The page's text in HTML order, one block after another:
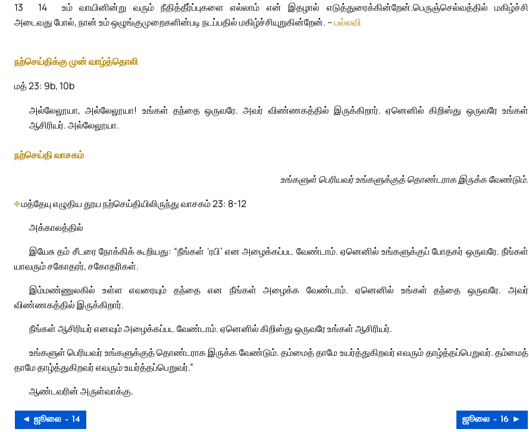
13
உம் வாயினின்று வரும் நீதித்தீர்ப்புகளை எல்லாம் என் இதழால் எடுத்துரைக்கின்றேன்.
14
பெருஞ்செல்வத்தில் மகிழ்ச்சி
அடைவது போல், நான் உம் ஒழுங்குமுறைகளின்படி நடப்பதில் மகிழ்ச்சியுறுகின்றேன். –பல்லவி
நற்செய்திக்கு முன் வாழ்த்தொலி
மத் 23: 9b, 10b
அல்லேலூயா, அல்லேலூயா! உங்கள் தந்தை ஒருவரே. அவர் விண்ணகத்தில் இருக்கிறார். ஏனெனில் கிறிஸ்து ஒருவரே உங்கள்
ஆசிரியர். அல்லேலூயா.
நற்செய்தி வாசகம்
உங்களுள் பெரியவர் உங்களுக்குத் தொண்டராக இருக்க வேண்டும்.
✠மத்தேயு எழுதிய தூய நற்செய்தியிலிருந்து வாசகம் 23: 8-12
அக்காலத்தில்
இயேசு தம் சீடரை நோக்கிக் கூறியது: “நீங்கள் ‘ரபி’ என அழைக்கப்பட வேண்டாம். ஏனெனில் உங்களுக்குப் போதகர் ஒருவரே. நீங்கள்
யாவரும் சகோதரர், சகோதரிகள்.
இம்மண்ணுலகில் உள்ள எவரையும் தந்தை என நீங்கள் அழைக்க வேண்டாம். ஏனெனில் உங்கள் தந்தை ஒருவரே. அவர்
விண்ணகத்தில் இருக்கிறார்.
நீங்கள் ஆசிரியர் எனவும் அழைக்கப்பட வேண்டாம். ஏனெனில் கிறிஸ்து ஒருவரே உங்கள் ஆசிரியர்.
உங்களுள் பெரியவர் உங்களுக்குத் தொண்டராக இருக்க வேண்டும். தம்மைத் தாமே உயர்த்துகிறவர் எவரும் தாழ்த்தப்பெறுவர். தம்மைத்
தாமே தாழ்த்துகிறவர் எவரும் உயர்த்தப்பெறுவர்.”
ஆண்டவரின் அருள்வாக்கு.
◄ ஜூலை – 14 ஜூலை – 16 ►